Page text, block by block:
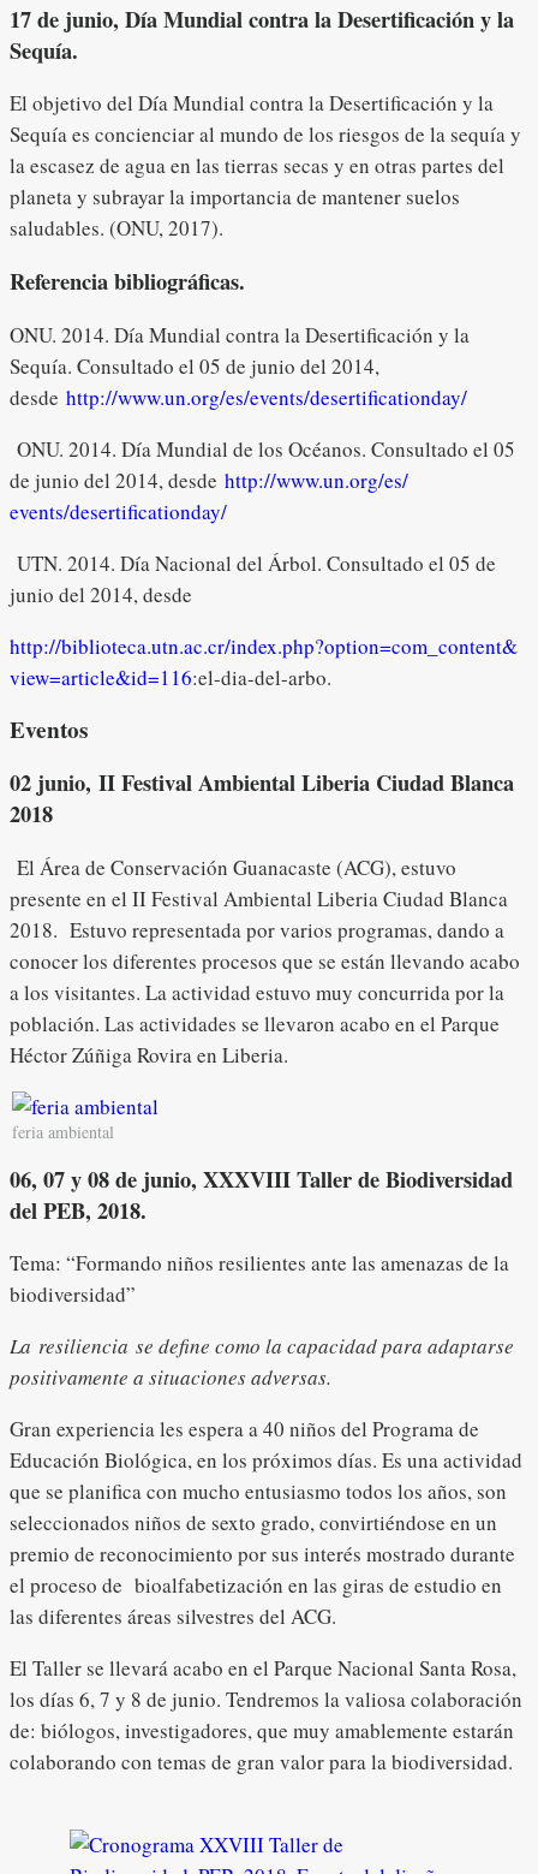
17 de junio, Día Mundial contra la Desertificación y la
Sequía.
El objetivo del Día Mundial contra la Desertificación y la
Sequía es concienciar al mundo de los riesgos de la sequía y
la escasez de agua en las tierras secas y en otras partes del
planeta y subrayar la importancia de mantener suelos
saludables. (ONU, 2017).
Referencia bibliográficas.
ONU. 2014. Día Mundial contra la Desertificación y la
Sequía. Consultado el 05 de junio del 2014,
desde http://www.un.org/es/events/desertificationday/
ONU. 2014. Día Mundial de los Océanos. Consultado el 05
de junio del 2014, desde http://www.un.org/es/
events/desertificationday/
UTN. 2014. Día Nacional del Árbol. Consultado el 05 de
junio del 2014, desde
http://biblioteca.utn.ac.cr/index.php?option=com_content&
view=article&id=116:el-dia-del-arbo.
Eventos
02 junio, II Festival Ambiental Liberia Ciudad Blanca
2018
El Área de Conservación Guanacaste (ACG), estuvo
presente en el II Festival Ambiental Liberia Ciudad Blanca
2018. Estuvo representada por varios programas, dando a
conocer los diferentes procesos que se están llevando acabo
a los visitantes. La actividad estuvo muy concurrida por la
población. Las actividades se llevaron acabo en el Parque
Héctor Zúñiga Rovira en Liberia.
feria ambiental
06, 07 y 08 de junio, XXXVIII Taller de Biodiversidad
del PEB, 2018.
Tema: “Formando niños resilientes ante las amenazas de la
biodiversidad”
La resiliencia se define como la capacidad para adaptarse
positivamente a situaciones adversas.
Gran experiencia les espera a 40 niños del Programa de
Educación Biológica, en los próximos días. Es una actividad
que se planifica con mucho entusiasmo todos los años, son
seleccionados niños de sexto grado, convirtiéndose en un
premio de reconocimiento por sus interés mostrado durante
el proceso de bioalfabetización en las giras de estudio en
las diferentes áreas silvestres del ACG.
El Taller se llevará acabo en el Parque Nacional Santa Rosa,
los días 6, 7 y 8 de junio. Tendremos la valiosa colaboración
de: biólogos, investigadores, que muy amablemente estarán
colaborando con temas de gran valor para la biodiversidad.